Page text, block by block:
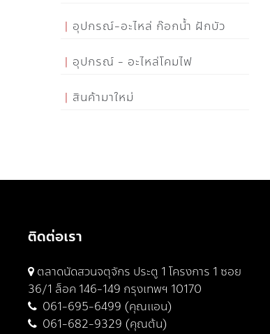
อุปกรณ์-อะไหล่ ก๊อกน้ำ ฝักบัว
อุปกรณ์ - อะไหล่โคมไฟ
สินค้ามาใหม่
ติดต่อเรา
ตลาดนัดสวนจตุจักร ประตู 1 โครงการ 1 ซอย
36/1 ล็อค 146-149 กรุงเทพฯ 10170
061-695-6499 (คุณแอน)
061-682-9329 (คุณต้น)